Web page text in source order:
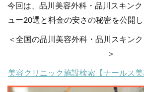
今回は、品川美容外科・品川スキン
ュー20選と料金の安さの秘密を公開し
＜全国の品川美容外科・品川スキン
＞
美容クリニック施設検索【ナールス美